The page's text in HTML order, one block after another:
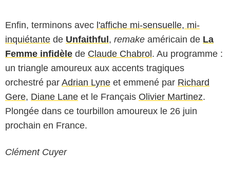
Enfin, terminons avec l'affiche mi-sensuelle, mi-
inquiétante de Unfaithful, remake américain de La
Femme infidèle de Claude Chabrol. Au programme :
un triangle amoureux aux accents tragiques
orchestré par Adrian Lyne et emmené par Richard
Gere, Diane Lane et le Français Olivier Martinez.
Plongée dans ce tourbillon amoureux le 26 juin
prochain en France.
Clément Cuyer